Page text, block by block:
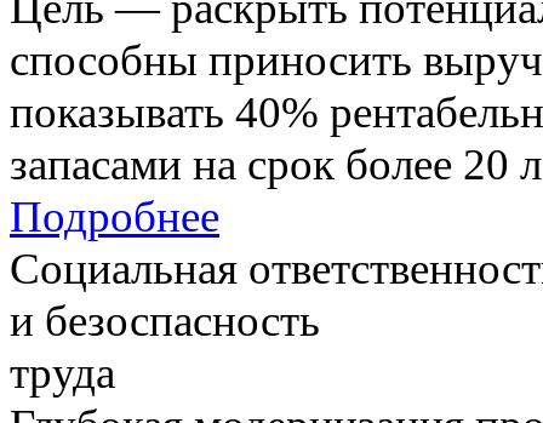
способны приносить
показывать 40%
запасами на срок более 20
Подробнее
Социальная
и безоспасность
труда